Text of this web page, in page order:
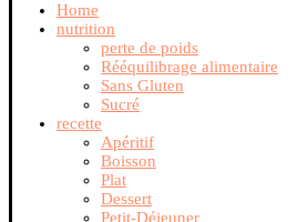
Home
nutrition
perte de poids
Rééquilibrage alimentaire
Sans Gluten
Sucré
recette
Apéritif
Boisson
Plat
Dessert
Petit-Déjeuner